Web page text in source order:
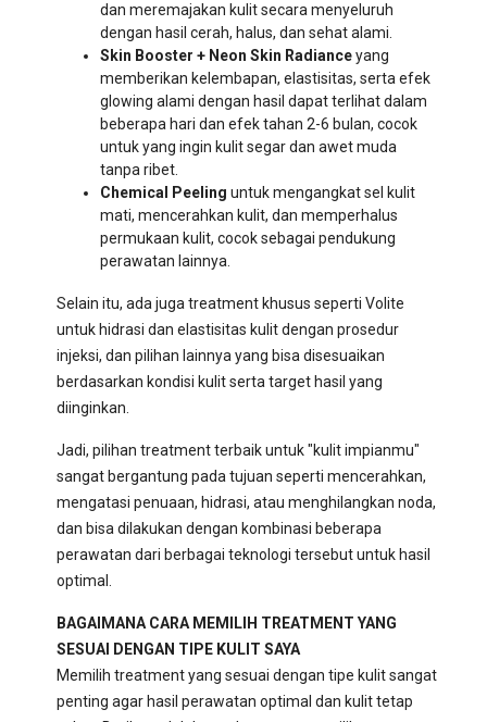
dan meremajakan kulit secara menyeluruh
dengan hasil cerah, halus, dan sehat alami.
Skin Booster + Neon Skin Radianceyang
memberikan kelembapan, elastisitas, serta efek
glowing alami dengan hasil dapat terlihat dalam
beberapa hari dan efek tahan 2-6 bulan, cocok
untuk yang ingin kulit segar dan awet muda
tanpa ribet.
Chemical Peeling untuk mengangkat sel kulit
mati, mencerahkan kulit, dan memperhalus
permukaan kulit, cocok sebagai pendukung
perawatan lainnya.
Selain itu, ada juga treatment khusus seperti Volite
untuk hidrasi dan elastisitas kulit dengan prosedur
injeksi, dan pilihan lainnya yang bisa disesuaikan
berdasarkan kondisi kulit serta target hasil yang
diinginkan.
Jadi, pilihan treatment terbaik untuk "kulit impianmu"
sangat bergantung pada tujuan seperti mencerahkan,
mengatasi penuaan, hidrasi, atau menghilangkan noda,
dan bisa dilakukan dengan kombinasi beberapa
perawatan dari berbagai teknologi tersebut untuk hasil
optimal.
BAGAIMANA CARA MEMILIH TREATMENT YANG
SESUAI DENGAN TIPE KULIT SAYA
Memilih treatment yang sesuai dengan tipe kulit sangat
penting agar hasil perawatan optimal dan kulit tetap